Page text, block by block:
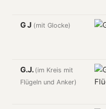
G J (mit Glocke)
G.J. (im Kreis mit
Flügeln und Anker)